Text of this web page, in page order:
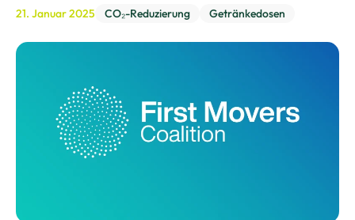
21. Januar 2025 CO₂-Reduzierung Getränkedosen